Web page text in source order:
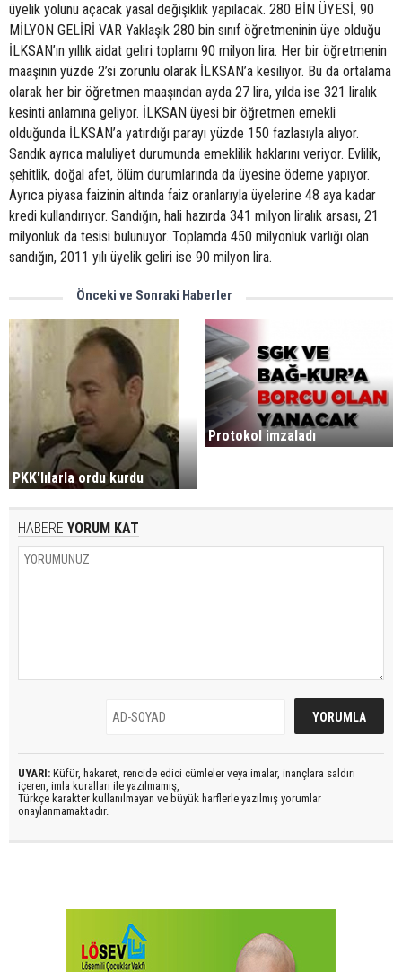
üyelik yolunu açacak yasal değişiklik yapılacak. 280 BİN ÜYESİ, 90
MİLYON GELİRİ VAR Yaklaşık 280 bin sınıf öğretmeninin üye olduğu
İLKSAN’ın yıllık aidat geliri toplamı 90 milyon lira. Her bir öğretmenin
maaşının yüzde 2’si zorunlu olarak İLKSAN’a kesiliyor. Bu da ortalama
olarak her bir öğretmen maaşından ayda 27 lira, yılda ise 321 liralık
kesinti anlamına geliyor. İLKSAN üyesi bir öğretmen emekli
olduğunda İLKSAN’a yatırdığı parayı yüzde 150 fazlasıyla alıyor.
Sandık ayrıca maluliyet durumunda emeklilik haklarını veriyor. Evlilik,
şehitlik, doğal afet, ölüm durumlarında da üyesine ödeme yapıyor.
Ayrıca piyasa faizinin altında faiz oranlarıyla üyelerine 48 aya kadar
kredi kullandırıyor. Sandığın, hali hazırda 341 milyon liralık arsası, 21
milyonluk da tesisi bulunuyor. Toplamda 450 milyonluk varlığı olan
sandığın, 2011 yılı üyelik geliri ise 90 milyon lira.
Önceki ve Sonraki Haberler
PKK'lılarla ordu kurdu
Protokol imzaladı
HABERE YORUM KAT
UYARI: Küfür, hakaret, rencide edici cümleler veya imalar, inançlara saldırı
içeren, imla kuralları ile yazılmamış,
Türkçe karakter kullanılmayan ve büyük harflerle yazılmış yorumlar
onaylanmamaktadır.